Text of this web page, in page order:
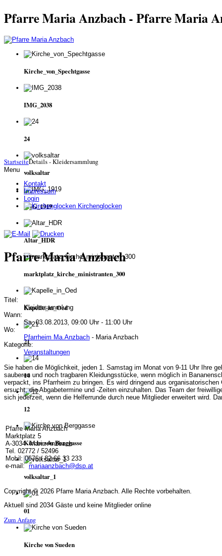
Pfarre Maria Anzbach - Pfarre Maria
Kirche_von_Spechtgasse
IMG_2038
24
volksaltar
IMG_1919
Altar_HDR
marktplatz_kirche_ministranten_300
Kapelle_in_Oed
21
14
12
Kirche von Berggasse
volksaltar_1
01
Kirche von Sueden
StartseiteDetails - Kleidersammlung
Menu
Kontakt
Impressum
Login
Kirchenglocken
Pfarre Maria Anzbach
Titel:
Kleidersammlung
Wann:
Sa, 03.08.2013, 09:00 Uhr - 11:00 Uhr
Wo:
Pfarrheim Ma.Anzbach - Maria Anzbach
Kategorie:
Veranstaltungen
Sie haben die Möglichkeit, jeden 1. Samstag im Monat von 9-11 Uhr Ihre
sauberen und noch tragbaren Kleidungsstücke, wenn möglich in
verpackt, ins Pfarrheim zu bringen. Es wird dringend aus organisatorischen
ersucht, die Abgabetermine und -Zeiten einzuhalten. Das Team der
sich jederzeit, wenn die Helferrunde durch neue Mitglieder erweitert wird.
Pfarre Maria Anzbach
Marktplatz 5
A-3034 Maria Anzbach
Tel. 02772 / 52496
Mobil: 0676 / 82 66 33 233
e-mail: mariaanzbach@dsp.at
Copyright © 2026 Pfarre Maria Anzbach. Alle Rechte vorbehalten.
Aktuell sind 2034 Gäste und keine Mitglieder online
Zum Anfang